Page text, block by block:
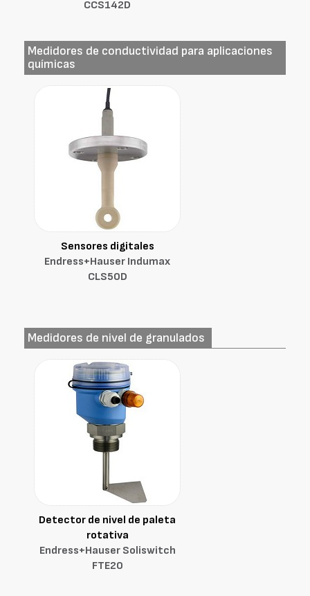
CCS142D
Medidores de conductividad para aplicaciones
químicas
Sensores digitales
Endress+Hauser Indumax
CLS50D
Medidores de nivel de granulados
Detector de nivel de paleta
rotativa
Endress+Hauser Soliswitch
FTE20